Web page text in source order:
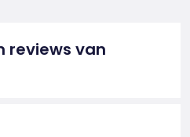
reviews van